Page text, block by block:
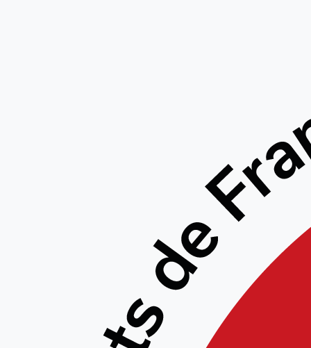
VITALSPORT Décathlon – équipe démo
VITALSPORT Décathlon – animé par les enseignants et pratiquants des clubs du CiD
les samedi et dimanche 11 et 12 septembre 2021 de 10h à 17h
inscriptions et planning auprès d’Othman SASSI othmansassi@gmail.com
VITALSPORT Noyelles Godault animé par Caroline Guichet (